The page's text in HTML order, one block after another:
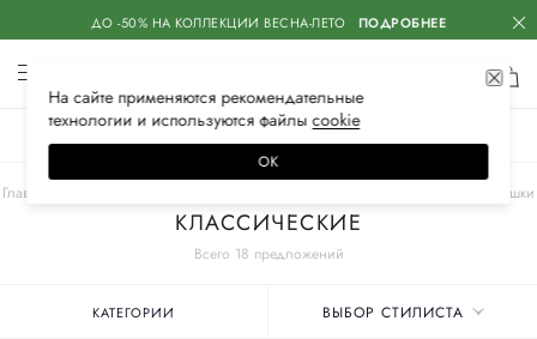
ДО -50% НА КОЛЛЕКЦИИ ВЕСНА-ЛЕТО ПОДРОБНЕЕ
Всего 18 предложений
Главная Блузы и рубашки
КЛАССИЧЕСКИЕ
КАТЕГОРИИ ВЫБОР СТИЛИСТА
На сайте применяются рекомендательные
технологии и используются файлысооkiе
ОК